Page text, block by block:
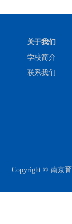
关于我们
学校简介
联系我们
Copyright © 南京